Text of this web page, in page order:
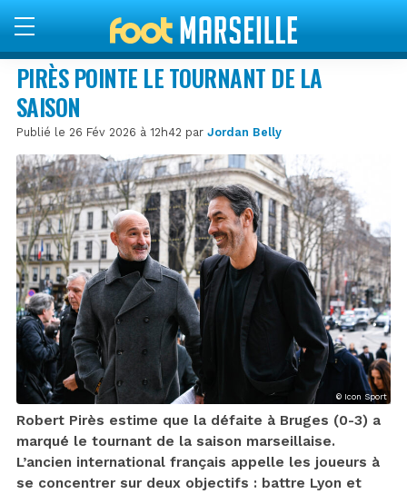
PIRÈS POINTE LE TOURNANT DE LA
SAISON
Publié le 26 Fév 2026 à 12h42 par Jordan Belly
© Icon Sport
Robert Pirès estime que la défaite à Bruges (0-3) a
marqué le tournant de la saison marseillaise.
L’ancien international français appelle les joueurs à
se concentrer sur deux objectifs : battre Lyon et